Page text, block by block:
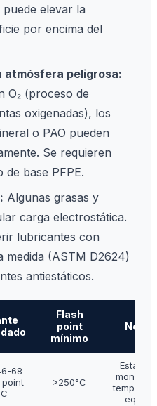
elevar la
por encima del
atmósfera peligrosa:
O₂ (proceso de
oxigenadas), los
o PAO pueden
Se requieren
base PFPE.
Algunas grasas y
carga electrostática.
lubricantes con
medida (ASTM D2624)
antiestáticos.
Flash
point
mínimo
Notas
68
>250°C
equipo